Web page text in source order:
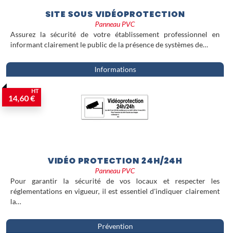
SITE SOUS VIDÉOPROTECTION
Panneau PVC
Assurez la sécurité de votre établissement professionnel en
informant clairement le public de la présence de systèmes de…
Informations
14,60 €
HT
VIDÉO PROTECTION 24H/24H
Panneau PVC
Pour garantir la sécurité de vos locaux et respecter les
réglementations en vigueur, il est essentiel d'indiquer clairement
la…
Prévention